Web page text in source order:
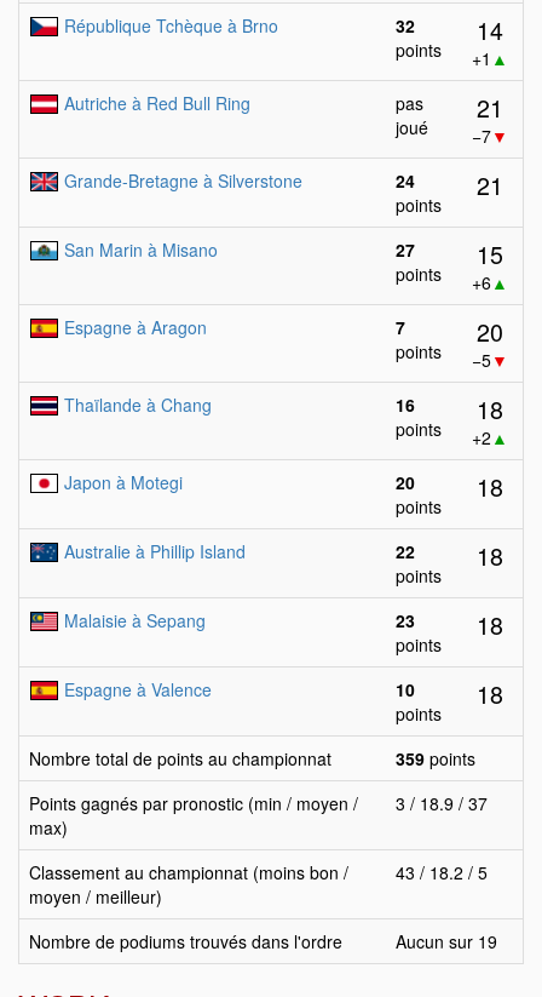
République Tchèque à Brno
32
points
14
+1 ▲
Autriche à Red Bull Ring
pas
joué
21
−7▼
Grande-Bretagne à Silverstone
24
points
21
San Marin à Misano
27
points
15
+6▲
Espagne à Aragon
7
points
20
−5▼
Thaïlande à Chang
16
points
18
+2 ▲
Japon à Motegi
20
points
18
Australie à Phillip Island
22
points
18
Malaisie à Sepang
23
points
18
Espagne à Valence
10
points
18
Nombre total de points au championnat 359 points
Points gagnés par pronostic (min / moyen /
max)
3 / 18.9 / 37
Classement au championnat (moins bon /
moyen / meilleur)
43 / 18.2 / 5
Nombre de podiums trouvés dans l'ordre Aucun sur 19